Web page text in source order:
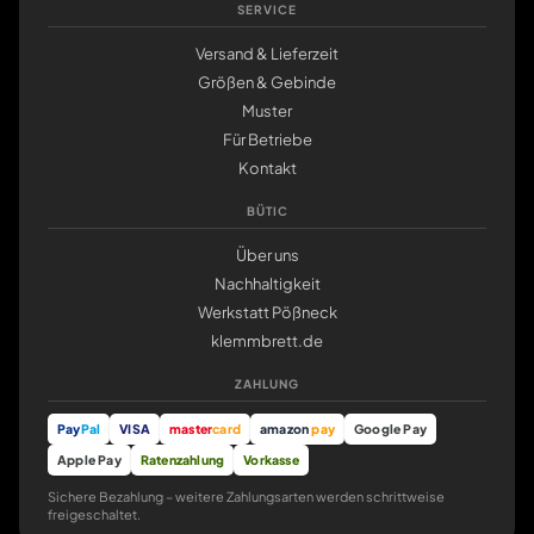
SERVICE
Versand & Lieferzeit
Größen & Gebinde
Muster
Für Betriebe
Kontakt
BÜTIC
Über uns
Nachhaltigkeit
Werkstatt Pößneck
klemmbrett.de
ZAHLUNG
PayPal VISA mastercard amazonpay
Google Pay
Apple Pay
Ratenzahlung Vorkasse
Sichere Bezahlung – weitere Zahlungsarten werden schrittweise
freigeschaltet.